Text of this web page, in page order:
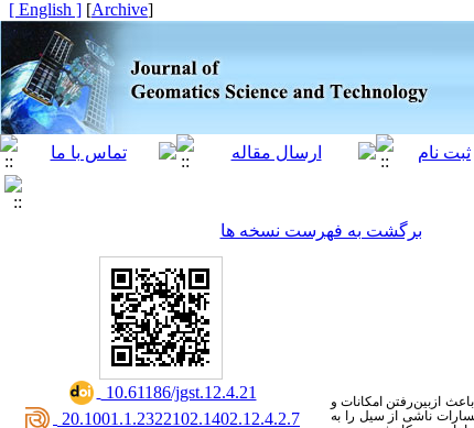
[
Archive
]
[ English ]
برگشت به فهرست نسخه ها
ازبین‌رفتن امکانات و
ناشی از سیل را به
‎ 10.61186/jgst.12.4.21
‎ 20.1001.1.2322102.1402.12.4.2.7